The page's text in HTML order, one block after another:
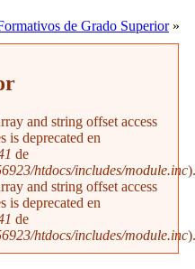
de Grado Superior»
and string offset access
is deprecated en
de
htdocs/includes/module.inc).
and string offset access
is deprecated en
de
htdocs/includes/module.inc).